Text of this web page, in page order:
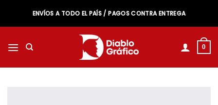
contenido
ENVÍOS A TODO EL PAÍS / PAGOS CONTRA ENTREGA
0